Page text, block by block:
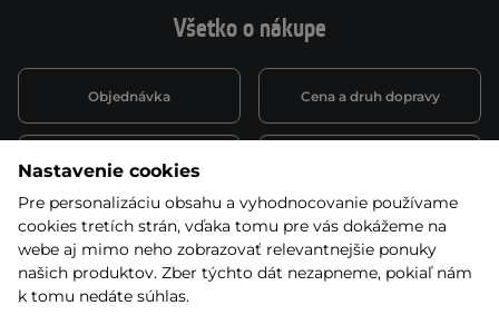
Všetko o nákupe
Objednávka Cena a druh dopravy
Spôsob platby
Montáž a servis Reklamácie a záruka
Kariéra
Nastavenie cookies
Pre personalizáciu obsahu a vyhodnocovanie používame
cookies tretích strán, vďaka tomu pre vás dokážeme na
webe aj mimo neho zobrazovať relevantnejšie ponuky
našich produktov. Zber týchto dát nezapneme, pokiaľ nám
k tomu nedáte súhlas.